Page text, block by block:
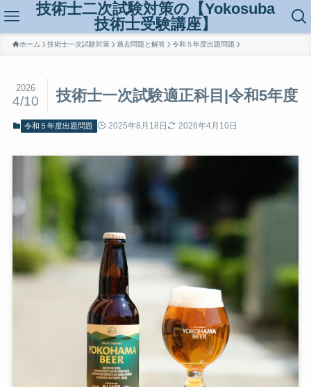
技術士二次試験対策の【Yokosuba
技術士受験講座】
ホーム 技術士一次試験対策 過去問題と解答 令和５年度出題問題
技術士一次試験適正科目|令和5年度
2026
4/10
令和５年度出題問題 2025年8月18日 2026年4月10日